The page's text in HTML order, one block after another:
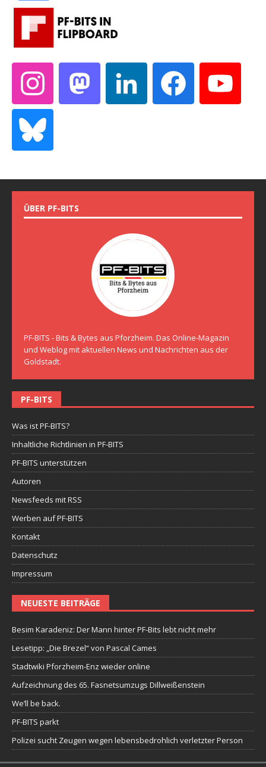
ÜBER PF-BITS
PF-BITS - Bits & Bytes aus Pforzheim. Das Online-Magazin
und Weblog mit aktuellen News und Nachrichten aus der
Goldstadt.
PF-BITS
Was ist PF-BITS?
Inhaltliche Richtlinien in PF-BITS
PF-BITS unterstützen
Autoren
Newsfeeds mit RSS
Werben auf PF-BITS
Kontakt
Datenschutz
Impressum
NEUESTE BEITRÄGE
Besim Karadeniz: Der Mann hinter PF-Bits lebt nicht mehr
Lesetipp: „Die Brezel“ von Pascal Cames
Stadtwiki Pforzheim-Enz wieder online
Aufzeichnung des 65. Fasnetsumzugs Dillweißenstein
We’ll be back.
PF-BITS parkt
Polizei sucht Zeugen wegen lebensbedrohlich verletzter Person